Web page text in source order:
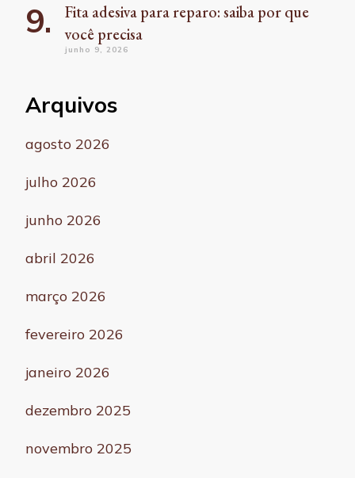
Fita adesiva para reparo: saiba por que
você precisa
junho 9, 2026
Arquivos
agosto 2026
julho 2026
junho 2026
abril 2026
março 2026
fevereiro 2026
janeiro 2026
dezembro 2025
novembro 2025